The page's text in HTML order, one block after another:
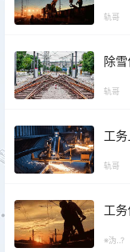
轨哥
除
轨哥
工
轨哥
工
※沩..?